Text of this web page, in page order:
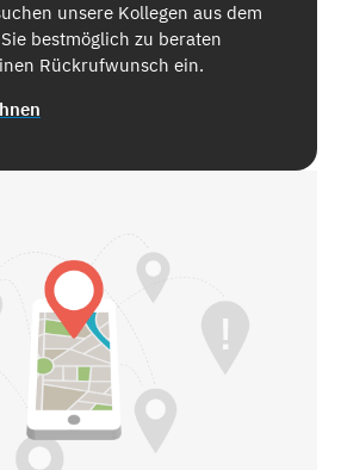
unsere Kollegen aus dem
bestmöglich zu beraten
Rückrufwunsch ein.